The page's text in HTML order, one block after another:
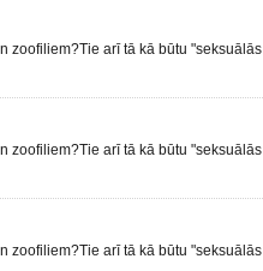
zoofiliem?Tie arī tā kā būtu "seksuālās
zoofiliem?Tie arī tā kā būtu "seksuālās
zoofiliem?Tie arī tā kā būtu "seksuālās